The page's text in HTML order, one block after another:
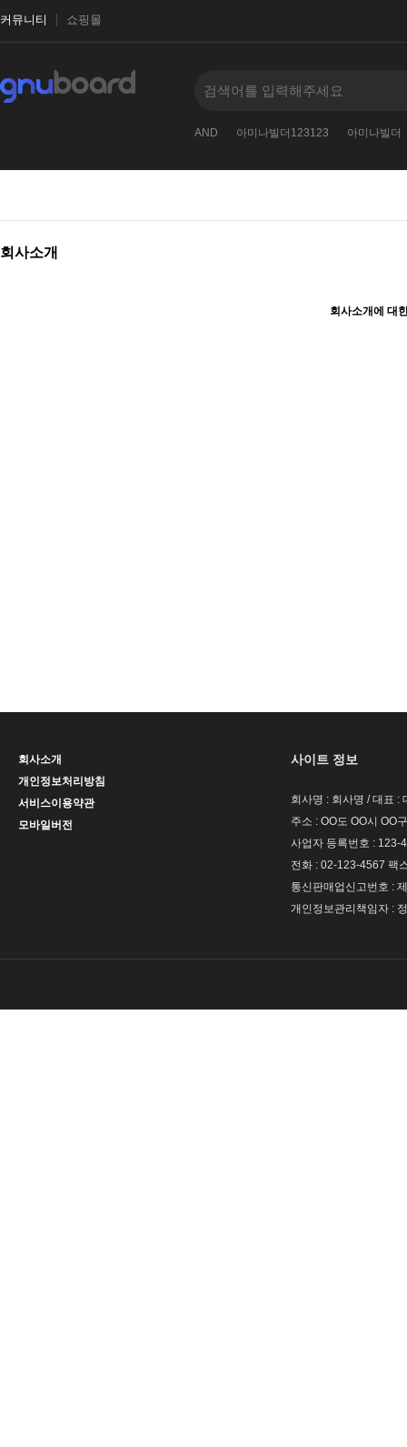
커뮤니티 쇼핑몰
AND 아미나빌더123123 아미나빌더
회사소개
회사소개에 대
회사소개
개인정보처리방침
서비스이용약관
모바일버전
사이트 정보
회사명 : 회사명 / 대표 :
주소 : OO도 OO시 OO
사업자 등록번호 : 123-
전화 : 02-123-4567 팩
통신판매업신고번호 :
개인정보관리책임자 :